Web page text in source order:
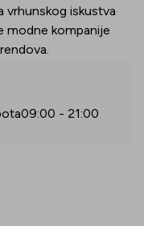
vrhunskog iskustva
modne kompanije
09:00 - 21:00